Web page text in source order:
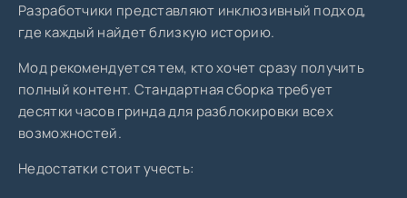
Разработчики представляют инклюзивный подход,
где каждый найдет близкую историю.
Мод рекомендуется тем, кто хочет сразу получить
полный контент. Стандартная сборка требует
десятки часов гринда для разблокировки всех
возможностей.
Недостатки стоит учесть: